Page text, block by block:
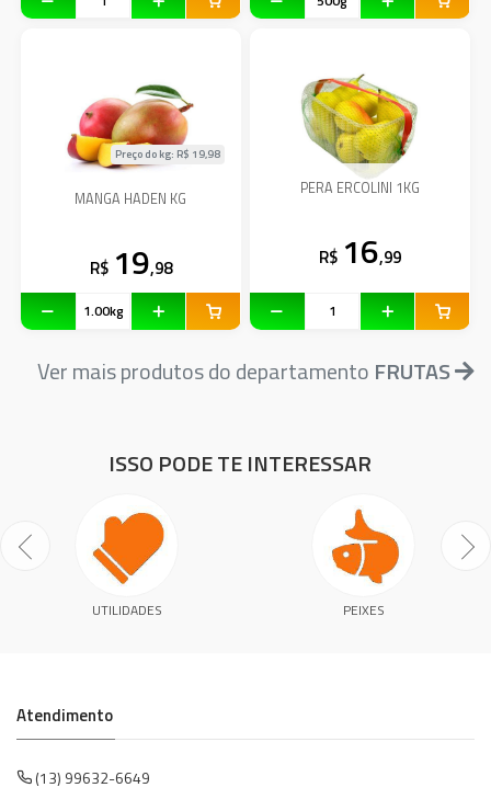
MANGA HADEN KG
Preço do kg: R$ 19,98
R$ 19,98
PERA ERCOLINI 1KG
R$ 16,99
Ver mais produtos do departamento FRUTAS
ISSO PODE TE INTERESSAR
UTILIDADES PEIXES
Atendimento
(13) 99632-6649